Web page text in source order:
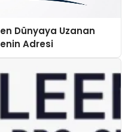
Dünyaya Uzanan
Adresi